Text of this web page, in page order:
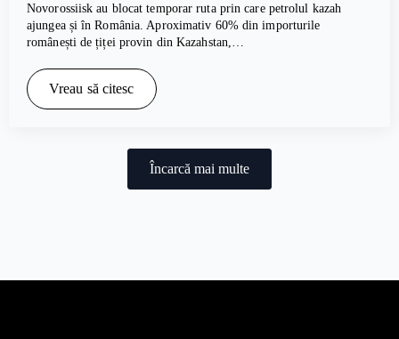
Novorossiisk au blocat temporar ruta prin care petrolul kazah
ajungea și în România. Aproximativ 60% din importurile
românești de țiței provin din Kazahstan,…
Vreau să citesc
Încarcă mai multe